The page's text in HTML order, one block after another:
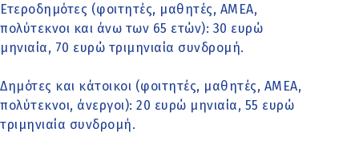
Ετεροδημότες (φοιτητές, μαθητές, ΑΜΕΑ,
πολύτεκνοι και άνω των 65 ετών): 30 ευρώ
μηνιαία, 70 ευρώ τριμηνιαία συνδρομή.
Δημότες και κάτοικοι (φοιτητές, μαθητές, ΑΜΕΑ,
πολύτεκνοι, άνεργοι): 20 ευρώ μηνιαία, 55 ευρώ
τριμηνιαία συνδρομή.